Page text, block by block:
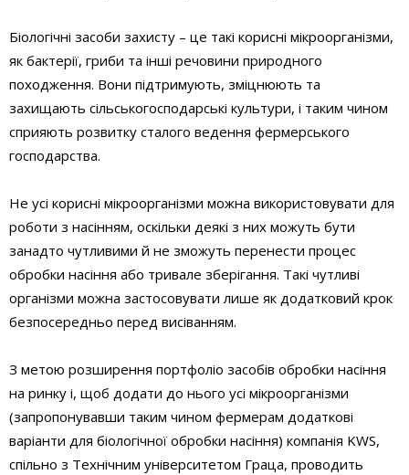
Біологічні засоби захисту – це такі корисні мікроорганізми,
як бактерії, гриби та інші речовини природного
походження. Вони підтримують, зміцнюють та
захищають сільськогосподарські культури, і таким чином
сприяють розвитку сталого ведення фермерського
господарства.
Не усі корисні мікроорганізми можна використовувати для
роботи з насінням, оскільки деякі з них можуть бути
занадто чутливими й не зможуть перенести процес
обробки насіння або тривале зберігання. Такі чутливі
організми можна застосовувати лише як додатковий крок
безпосередньо перед висіванням.
З метою розширення портфоліо засобів обробки насіння
на ринку і, щоб додати до нього усі мікроорганізми
(запропонувавши таким чином фермерам додаткові
варіанти для біологічної обробки насіння) компанія KWS,
спільно з Технічним університетом Граца, проводить